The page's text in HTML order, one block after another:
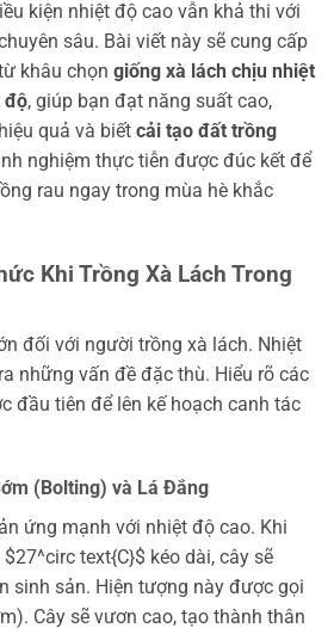
kiện nhiệt độ cao vẫn khả thi với
sâu. Bài viết này sẽ cung cấp
khâu chọn giống xà lách chịu nhiệt
độ, giúp bạn đạt năng suất cao,
hiệu quả và biết cải tạo đất trồng
nghiệm thực tiễn được đúc kết để
rau ngay trong mùa hè khắc
Khi Trồng Xà Lách Trong
đối với người trồng xà lách. Nhiệt
những vấn đề đặc thù. Hiểu rõ các
đầu tiên để lên kế hoạch canh tác
(Bolting) và Lá Đắng
ứng mạnh với nhiệt độ cao. Khi
text{C}$ kéo dài, cây sẽ
sinh sản. Hiện tượng này được gọi
Cây sẽ vươn cao, tạo thành thân